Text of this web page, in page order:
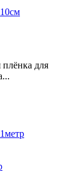
для